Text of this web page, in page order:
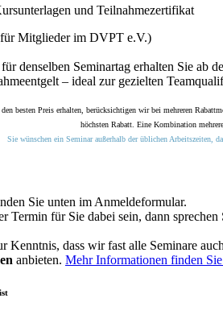
und Teilnahmezertifikat
Mitglieder im DVPT e.V.)
denselben Seminartag erhalten Sie ab
– ideal zur gezielten
besten Preis erhalten, berücksichtigen wir bei mehreren
höchsten Rabatt. Eine Kombination
Sie wünschen ein Seminar außerhalb der üblichen Arbeitszeiten,
Sie unten im Anmeldeformular.
Termin für Sie dabei sein, dann sprechen
Kenntnis, dass wir fast alle Seminare
anbieten. Mehr Informationen finden